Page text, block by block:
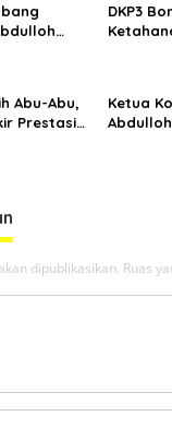
DKP3
Abu-Abu,
Prestasi
Ketua
dipublikasikan. Ruas